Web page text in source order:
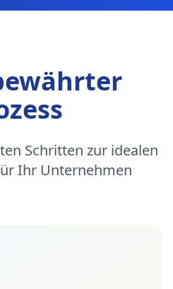
Schritten zur idealen
Ihr Unternehmen